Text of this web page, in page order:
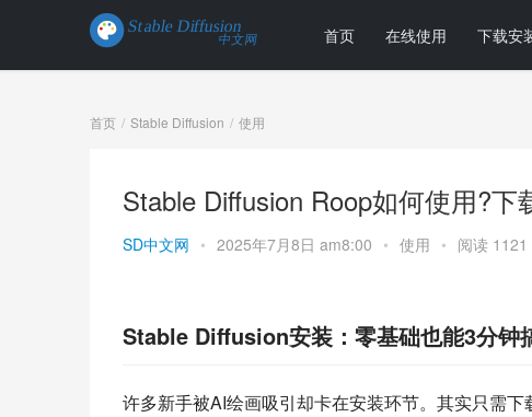
首页 在线使用 下载安
首页 Stable Diffusion 使用
Stable Diffusion Roop如何使用?下
SD中文网 • 2025年7月8日 am8:00 • 使用 • 阅读 1121
Stable Diffusion安装：零基础也能3分钟
许多新手被AI绘画吸引却卡在安装环节。其实只需